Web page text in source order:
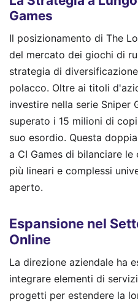
Games
Il posizionamento di The
del mercato dei giochi di
strategia di
polacco. Oltre ai titoli
investire nella serie Sniper
superato i 15 milioni di
suo esordio. Questa
a CI Games di bilanciare
più lineari e complessi
aperto.
Espansione nel
Online
La direzione aziendale ha
integrare elementi di
progetti per estendere la